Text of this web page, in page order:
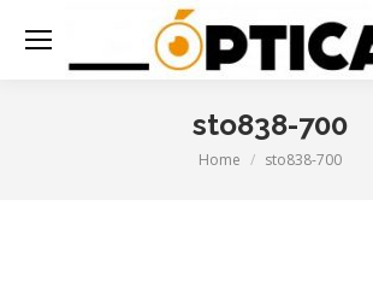
sto838-700
You are here:
Home sto838-700